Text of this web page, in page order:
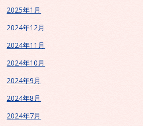
2025年1月
2024年12月
2024年11月
2024年10月
2024年9月
2024年8月
2024年7月